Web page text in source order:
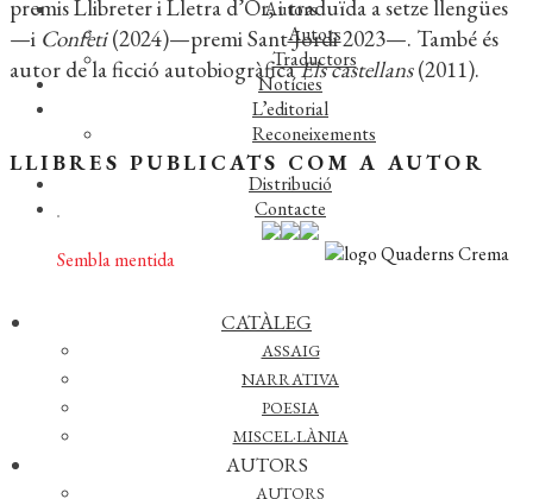
Autors
Autors
Traductors
Notícies
L’editorial
Reconeixements
Foreign rights
Distribució
Contacte
CATÀLEG
ASSAIG
NARRATIVA
POESIA
MISCEL·LÀNIA
AUTORS
AUTORS
premis Llibreter i Lletra d’Or, i traduïda a setze llengües
—i Confeti(2024)—premi Sant Jordi 2023—. També és
autor de la ficció autobiogràficaEls castellans(2011).
LLIBRES PUBLICATS COM A AUTOR
Sembla mentida